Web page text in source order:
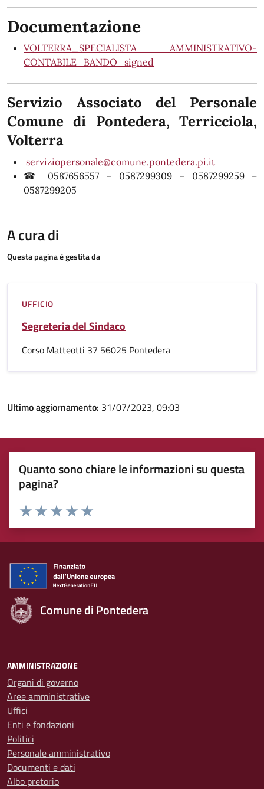
Documentazione
VOLTERRA_SPECIALISTA AMMINISTRATIVO-
CONTABILE_BANDO_signed
Servizio Associato del Personale
Comune di Pontedera, Terricciola,
Volterra
serviziopersonale@comune.pontedera.pi.it
☎ 0587656557 – 0587299309 – 0587299259 –
0587299205
A cura di
Questa pagina è gestita da
UFFICIO
Segreteria del Sindaco
Corso Matteotti 37 56025 Pontedera
Ultimo aggiornamento: 31/07/2023, 09:03
Quanto sono chiare le informazioni su questa
pagina?
Rating:
Valuta 5 stelle su 5
Valuta 4 stelle su 5
Valuta 3 stelle su 5
Valuta 2 stelle su 5
Valuta 1 stelle su 5
Comune di Pontedera
AMMINISTRAZIONE
Organi di governo
Aree amministrative
Uffici
Enti e fondazioni
Politici
Personale amministrativo
Documenti e dati
Albo pretorio